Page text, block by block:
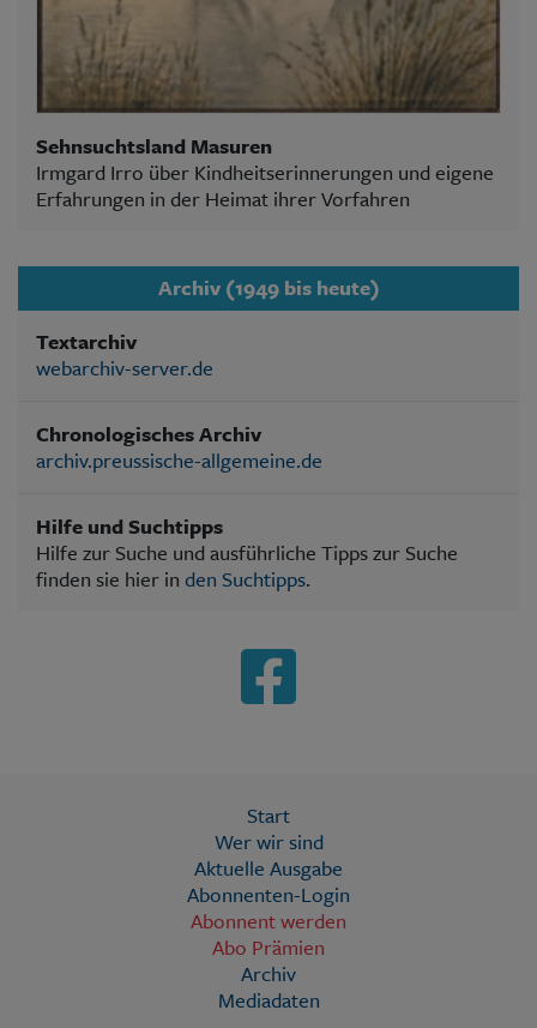
Sehnsuchtsland Masuren
Irmgard Irro über Kindheitserinnerungen und eigene
Erfahrungen in der Heimat ihrer Vorfahren
Archiv (1949 bis heute)
Textarchiv
webarchiv-server.de
Chronologisches Archiv
archiv.preussische-allgemeine.de
Hilfe und Suchtipps
Hilfe zur Suche und ausführliche Tipps zur Suche
finden sie hier in den Suchtipps.
Start
Wer wir sind
Aktuelle Ausgabe
Abonnenten-Login
Abonnent werden
Abo Prämien
Archiv
Mediadaten